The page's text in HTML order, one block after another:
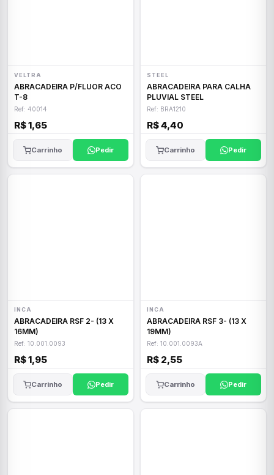
VELTRA
ABRACADEIRA P/FLUOR ACO
T-8
Ref: 40014
R$ 1,65
Carrinho Pedir
STEEL
ABRACADEIRA PARA CALHA
PLUVIAL STEEL
Ref: BRA1210
R$ 4,40
Carrinho Pedir
INCA
ABRACADEIRA RSF 2- (13 X
16MM)
Ref: 10.001.0093
R$ 1,95
Carrinho Pedir
INCA
ABRACADEIRA RSF 3- (13 X
19MM)
Ref: 10.001.0093A
R$ 2,55
Carrinho Pedir